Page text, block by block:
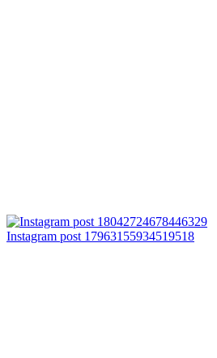
Instagram post 17963155934519518